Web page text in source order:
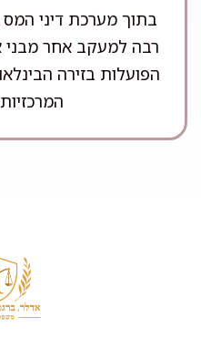
בתוך מערכת דיני
רבה למעקב אחר מבני
הפועלות בזירה